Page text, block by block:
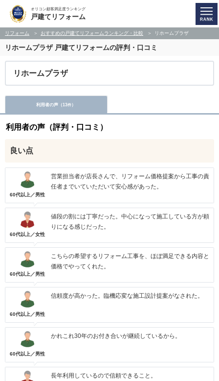
オリコン顧客満足度ランキング
戸建てリフォーム
リフォーム おすすめの戸建てリフォームランキング・比較 リホームプラザ
リホームプラザ戸建てリフォームの評判・口コミ
リホームプラザ
利用者の声（13件）
利用者の声（評判・口コミ）
良い点
60代以上／男性
営業担当者が店長さんで、リフォーム価格提案から工事の責
任者までいていただいて安心感があった。
60代以上／女性
値段の割には丁寧だった。中心になって施工している方が頼
りになる感じだった。
60代以上／男性
こちらの希望するリフォーム工事を、ほぼ満足できる内容と
価格でやってくれた。
60代以上／男性
信頼度が高かった。臨機応変な施工設計提案がなされた。
60代以上／男性
かれこれ30年のお付き合いが継続しているから。
長年利用しているので信頼できること。